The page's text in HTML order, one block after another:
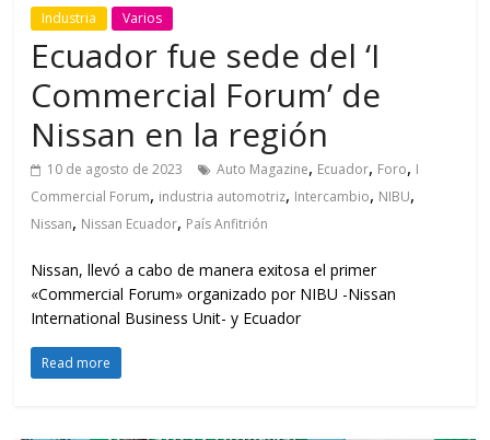
Industria Varios
Ecuador fue sede del ‘I
Commercial Forum’ de
Nissan en la región
10 de agosto de 2023 Auto Magazine, Ecuador, Foro, I
Commercial Forum, industria automotriz, Intercambio, NIBU,
Nissan, Nissan Ecuador, País Anfitrión
Nissan, llevó a cabo de manera exitosa el primer
«Commercial Forum» organizado por NIBU -Nissan
International Business Unit- y Ecuador
Read more